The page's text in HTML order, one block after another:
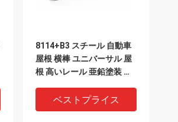
8114+B3 スチール 自動車
屋根 横棒 ユニバーサル 屋
根 高いレール 亜鉛塗装 双
ベストプライス